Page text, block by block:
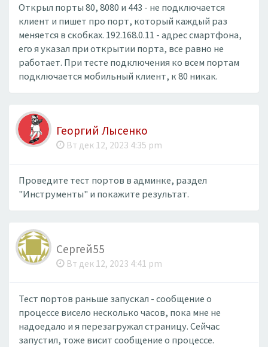
Открыл порты 80, 8080 и 443 - не подключается
клиент и пишет про порт, который каждый раз
меняется в скобках. 192.168.0.11 - адрес смартфона,
его я указал при открытии порта, все равно не
работает. При тесте подключения ко всем портам
подключается мобильный клиент, к 80 никак.
Георгий Лысенко
Вт дек 12, 2023 4:35 pm
Проведите тест портов в админке, раздел
"Инструменты" и покажите результат.
Сергей55
Вт дек 12, 2023 4:41 pm
Тест портов раньше запускал - сообщение о
процессе висело несколько часов, пока мне не
надоедало и я перезагружал страницу. Сейчас
запустил, тоже висит сообщение о процессе.